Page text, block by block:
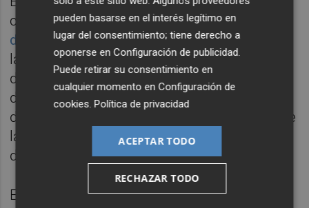
celebrado antes del verano pasado, si bien
desde Génova prefirieron aplazarlodebido a
las dudas que existían sobre la continuidad
de
Carlos Mazóndespués de la crisis
desatada por su gestión de la Dana, además
de por la propia situación de inestabilidad de
la Comunitat, sumida en la reconstrucción
de la catástrofe.
Esta cita orgánica debe servir para bendecir
pueden basarse en el interés legítimo en
lugar del consentimiento; tiene derecho a
oponerse enConfiguración de publicidad
Puede retirar su consentimiento en
cualquier momento enConfiguración de
cookies .Política de privacidad
ACEPTAR TODO
RECHAZAR TODO